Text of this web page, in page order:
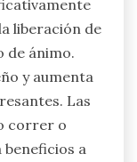
liberación de
de ánimo.
y aumenta
Las
correr o
beneficios a